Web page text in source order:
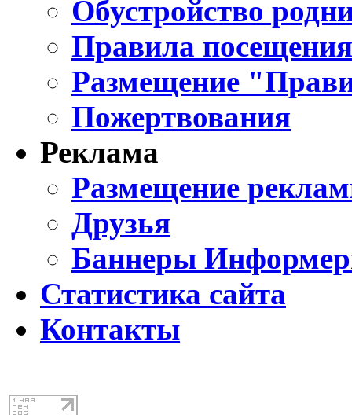
Обустройство
Правила
Размещение
Пожертвования
Реклама
Размещение
Друзья
Баннеры
Статистика сайта
Контакты